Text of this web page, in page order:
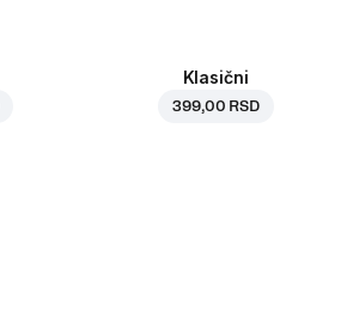
Klasični
399,00 RSD